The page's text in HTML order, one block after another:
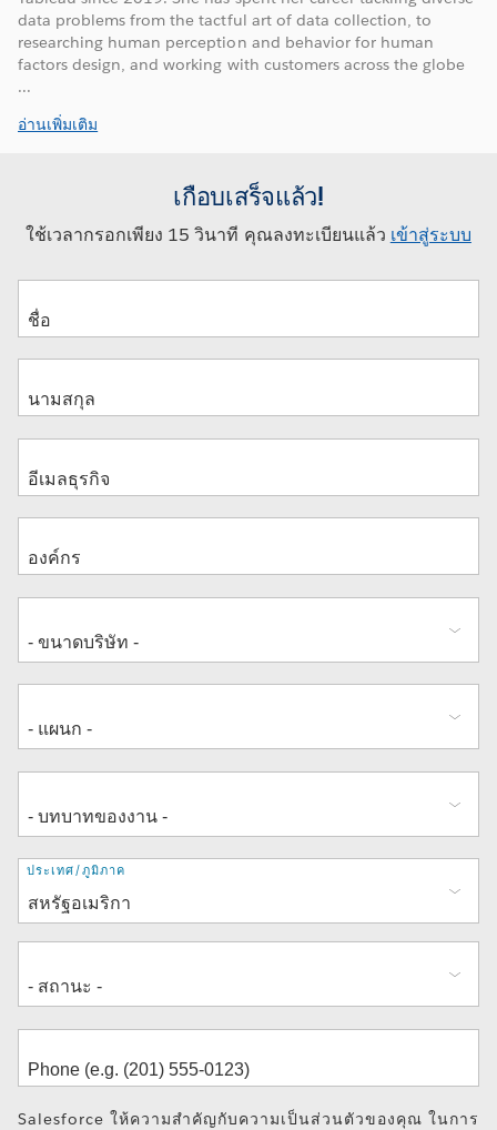
data problems from the tactful art of data collection, to
researching human perception and behavior for human
factors design, and working with customers across the globe
...
อ่านเพิ่มเติม
เกือบเสร็จแล้ว!
ใช้เวลากรอกเพียง 15 วินาที คุณลงทะเบียนแล้ว เข้าสู่ระบบ
ที่
อยู่
ประเทศ/ภูมิภาค
Salesforce ให้ความสำคัญกับความเป็นส่วนตัวของคุณ ในการ